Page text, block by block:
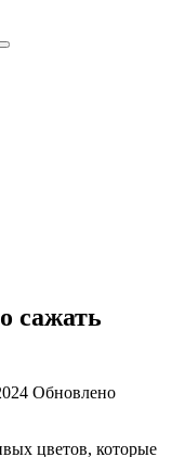
сажать
Обновлено
цветов, которые